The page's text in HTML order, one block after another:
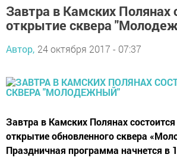
Завтра в Камских Полянах
открытие сквера
Автор, 24 октября 2017 - 07:37
Завтра в Камских Полянах
открытие обновленного сквера
Праздничная программа начнется в